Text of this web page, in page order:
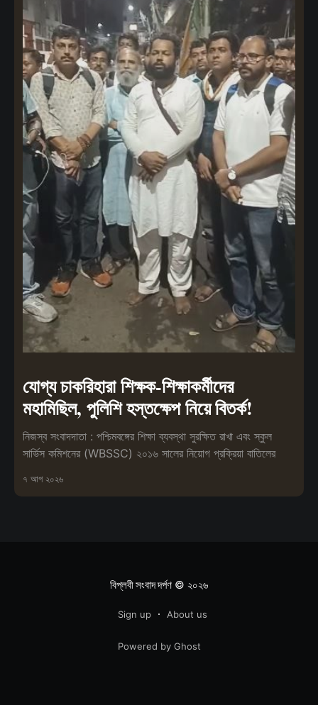
যোগ্য চাকরিহারা শিক্ষক-শিক্ষাকর্মীদের
মহামিছিল, পুলিশি হস্তক্ষেপ নিয়ে বিতর্ক!
নিজস্ব সংবাদদাতা : পশ্চিমবঙ্গের শিক্ষা ব্যবস্থা সুরক্ষিত রাখা এবং স্কুল
সার্ভিস কমিশনের (WBSSC) ২০১৬ সালের নিয়োগ প্রক্রিয়া বাতিলের
৭ আগ ২০২৬
বিপ্লবী সংবাদ দর্পণ© ২০২৬
Sign up About us
Powered by Ghost